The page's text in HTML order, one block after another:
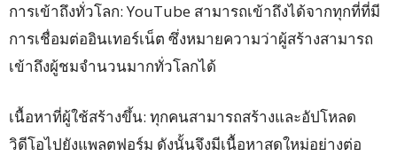
การเข้าถึงทั่วโลก: YouTube สามารถเข้าถึงได้จากทุกที่ที่มี
การเชื่อมต่ออินเทอร์เน็ต ซึ่งหมายความว่าผู้สร้างสามารถ
เข้าถึงผู้ชมจำนวนมากทั่วโลกได้
เนื้อหาที่ผู้ใช้สร้างขึ้น: ทุกคนสามารถสร้างและอัปโหลด
วิดีโอไปยังแพลตฟอร์ม ดังนั้นจึงมีเนื้อหาสดใหม่อย่างต่อ